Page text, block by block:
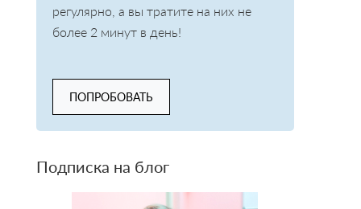
регулярно, а вы тратите на них не
более 2 минут в день!
ПОПРОБОВАТЬ
Подписка на блог